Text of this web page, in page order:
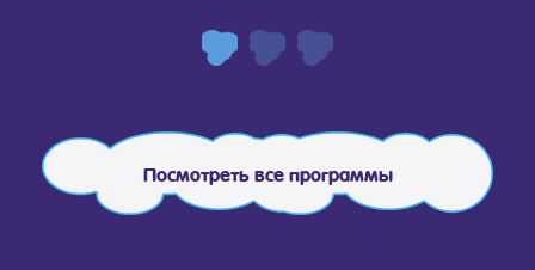
Посмотреть все программы